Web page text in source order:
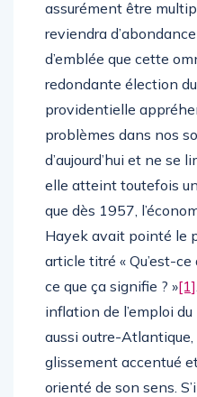
assurément être
reviendra
d’emblée que cette
redondante élection
providentielle
problèmes dans nos
d’aujourd’hui et ne se
elle atteint toutefois
que dès 1957,
Hayek avait pointé le
article titré « Qu’est-ce
ce que ça signifie ? »[1]
inflation de l’emploi
aussi outre-Atlantique,
glissement accentué
orienté de son sens.